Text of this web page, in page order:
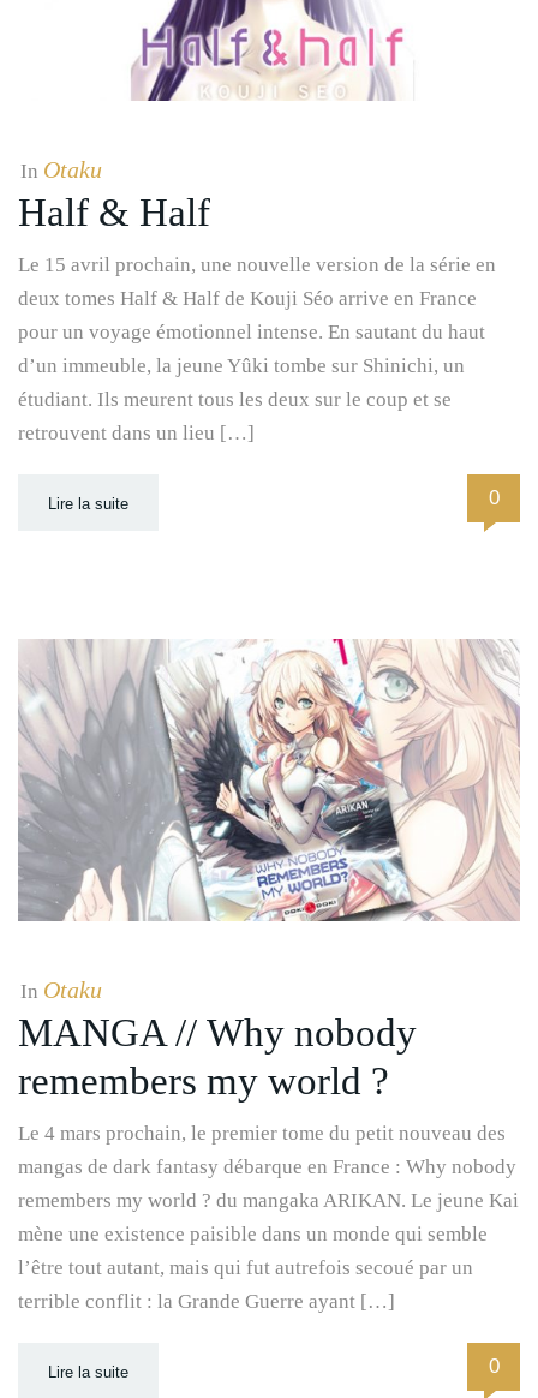
In Otaku
Half & Half
Le 15 avril prochain, une nouvelle version de la série en
deux tomes Half & Half de Kouji Séo arrive en France
pour un voyage émotionnel intense. En sautant du haut
d’un immeuble, la jeune Yûki tombe sur Shinichi, un
étudiant. Ils meurent tous les deux sur le coup et se
retrouvent dans un lieu […]
Lire la suite 0
In Otaku
MANGA // Why nobody
remembers my world ?
Le 4 mars prochain, le premier tome du petit nouveau des
mangas de dark fantasy débarque en France : Why nobody
remembers my world ? du mangaka ARIKAN. Le jeune Kai
mène une existence paisible dans un monde qui semble
l’être tout autant, mais qui fut autrefois secoué par un
terrible conflit : la Grande Guerre ayant […]
Lire la suite 0